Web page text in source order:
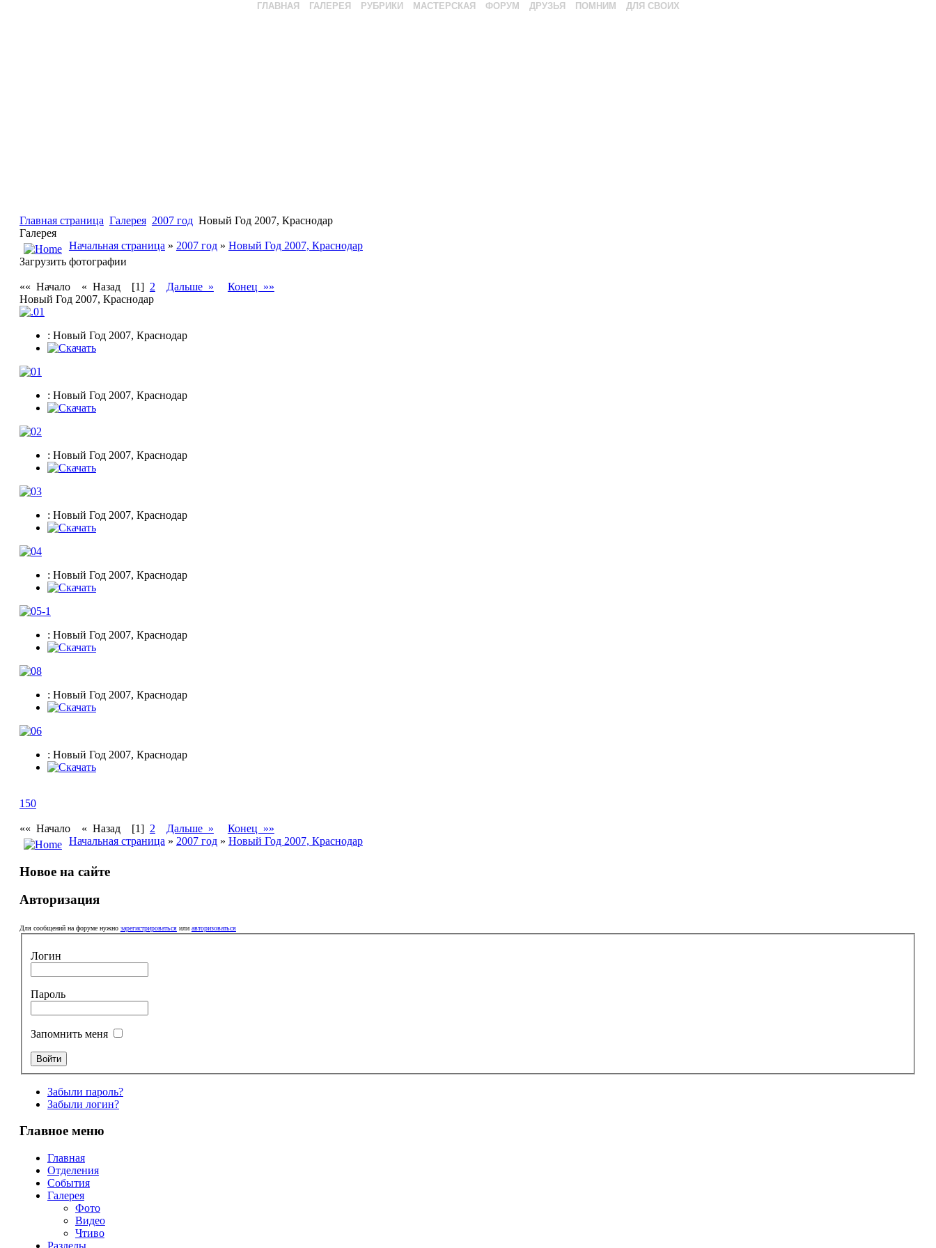
ГЛАВНАЯ ГАЛЕРЕЯ РУБРИКИ МАСТЕРСКАЯ ФОРУМ ДРУЗЬЯ ПОМНИМ ДЛЯ СВОИХ
Главная страница Галерея 2007 год Новый Год 2007, Краснодар
Галерея
Начальная страница » 2007 год» Новый Год 2007, Краснодар
Загрузить фотографии
«« Начало « Назад [1] 2 Дальше »
Конец »»
Новый Год 2007, Краснодар
: Новый Год 2007, Краснодар
: Новый Год 2007, Краснодар
: Новый Год 2007, Краснодар
: Новый Год 2007, Краснодар
: Новый Год 2007, Краснодар
: Новый Год 2007, Краснодар
: Новый Год 2007, Краснодар
: Новый Год 2007, Краснодар
150
«« Начало « Назад [1] 2 Дальше »
Конец »»
Начальная страница » 2007 год» Новый Год 2007, Краснодар
Новое на сайте
Авторизация
Для сообщений на форуме нужно зарегистрироватьсяили авторизоваться
Логин
Пароль
Запомнить меня
Забыли пароль?
Забыли логин?
Главное меню
Главная
Отделения
События
Галерея
Фото
Видео
Чтиво